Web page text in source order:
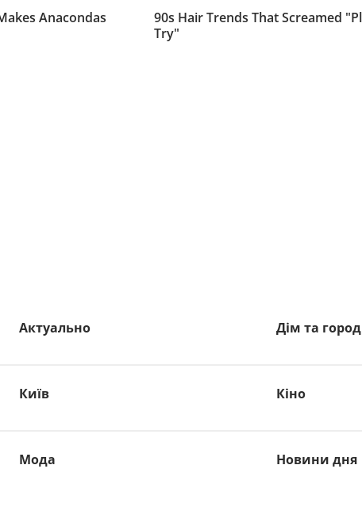
Актуально Дім та город
Київ Кіно
Мода Новини дня